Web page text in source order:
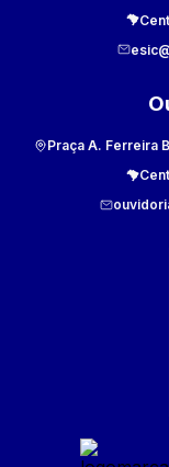
Praça A. Ferreira